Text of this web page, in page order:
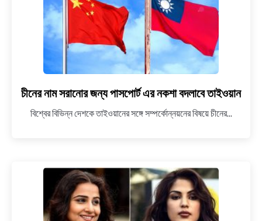
link
চীনের
পাসপোর্ট
এর
নকশা
বদলাবে
চীনের নাম সরানোর জন্য পাসপোর্ট এর নকশা বদলাবে তাইওয়ান
বিশ্বের বিভিন্ন দেশকে তাইওয়ানের সঙ্গে সম্পর্কোন্নয়নের বিষয়ে চীনের...